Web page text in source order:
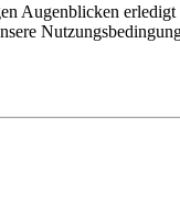
Augenblicken